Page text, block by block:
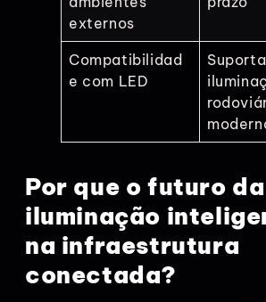
externos
Compatibilidad
e com LED
Suporta
Por que o futuro da
iluminação
na infraestrutura
conectada?